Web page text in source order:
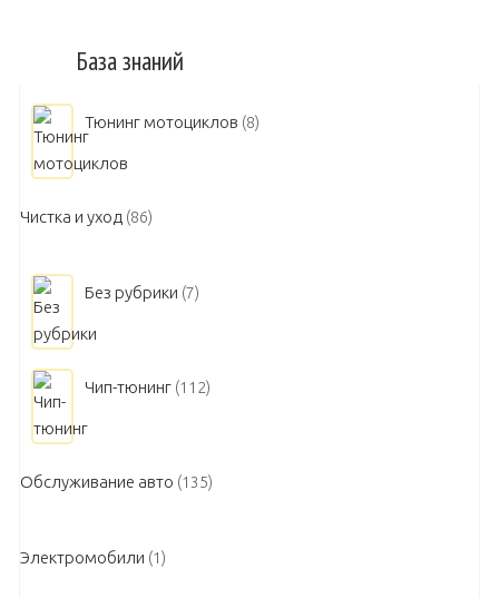
База знаний
Тюнинг мотоциклов (8)
Чистка и уход (86)
Без рубрики (7)
Чип-тюнинг (112)
Обслуживание авто (135)
Электромобили (1)